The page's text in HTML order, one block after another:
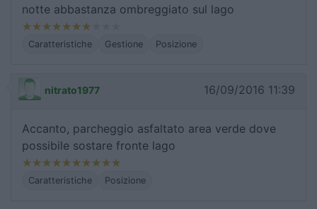
notte abbastanza ombreggiato sul lago
Caratteristiche Gestione Posizione
nitrato1977 16/09/2016 11:39
Accanto, parcheggio asfaltato area verde dove
possibile sostare fronte lago
Caratteristiche Posizione